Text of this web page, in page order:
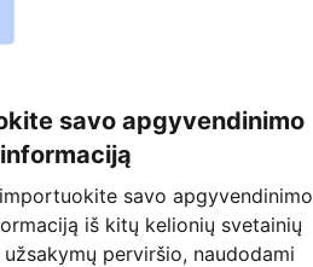
savo apgyvendinimo
savo apgyvendinimo
iš kitų kelionių svetainių
perviršio, naudodami